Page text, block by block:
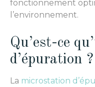
fonctionnement
l’environnement.
Qu’est-ce
d’épuration ?
La microstation